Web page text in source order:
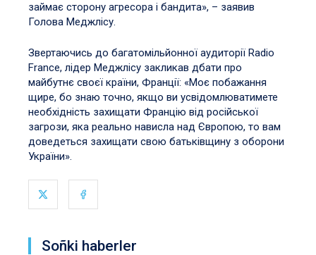
займає сторону агресора і бандита», – заявив
Голова Меджлісу.
Звертаючись до багатомільйонної аудиторії Radio
France, лідер Меджлісу закликав дбати про
майбутнє своєї країни, Франції: «Моє побажання
щире, бо знаю точно, якщо ви усвідомлюватимете
необхідність захищати Францію від російської
загрози, яка реально нависла над Європою, то вам
доведеться захищати свою батьківщину з оборони
України».
Soñki haberler